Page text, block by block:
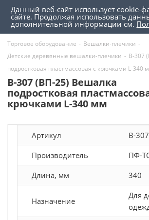
Торговое оборудование - Вешалки-плечики -
Детские деревянные вешалки-плечики - В-307
подростковая пластмассовая с крючками L-340
В-307 (ВП-25) Вешалка
подростковая
крючками L-340 мм
Артикул В-307
Производитель ПФ-
Длина, мм 340
Назначение
Для
Данный веб-сайт использует cookie-
сайте. Продолжая использовать
дополнительной информации см.